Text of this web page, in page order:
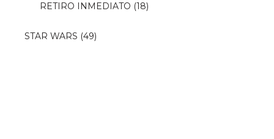
RETIRO INMEDIATO (18)
STAR WARS (49)